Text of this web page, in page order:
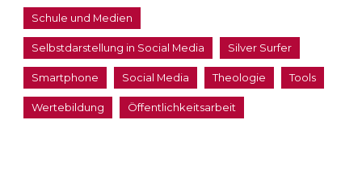
Schule und Medien
Selbstdarstellung in Social Media Silver Surfer
Smartphone Social Media Theologie Tools
Wertebildung Öffentlichkeitsarbeit